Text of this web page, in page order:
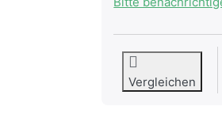
Vergleichen